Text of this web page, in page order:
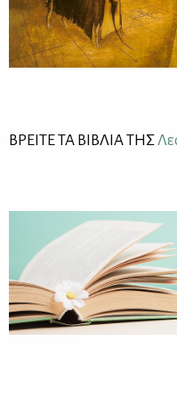
ΒΡΕΙ­ΤΕ ΤΑ ΒΙ­ΒΛΙΑ ΤΗΣ